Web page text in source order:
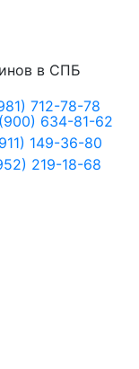
в СПБ
712-78-78
634-81-62
149-36-80
219-18-68